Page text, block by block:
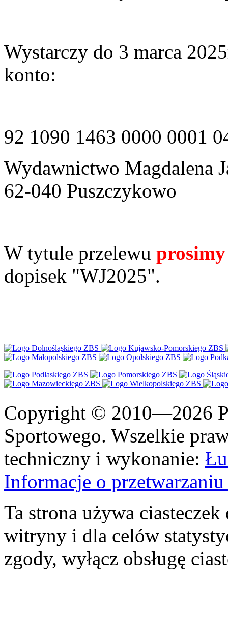
Wystarczy do 3 marca
konto:
92 1090 1463 0000 0001
Wydawnictwo Magdalena
62-040 Puszczykowo
W tytule przelewu
dopisek "WJ2025".
Copyright © 2010—2026
Sportowego. Wszelkie
techniczny i wykonanie:
Informacje o
Ta strona używa
witryny i dla celów
zgody, wyłącz obsługę